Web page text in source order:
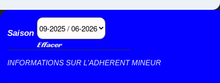
Saison
Effacer
INFORMATIONS SUR L'ADHERENT MINEUR